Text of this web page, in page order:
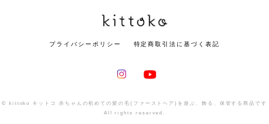
プライバシーポリシー 特定商取引法に基づく表記
© kittoko キットコ 赤ちゃんの初めての髪の毛(ファーストヘア)を遊ぶ、飾る、保管する商品です
All rights reserved.